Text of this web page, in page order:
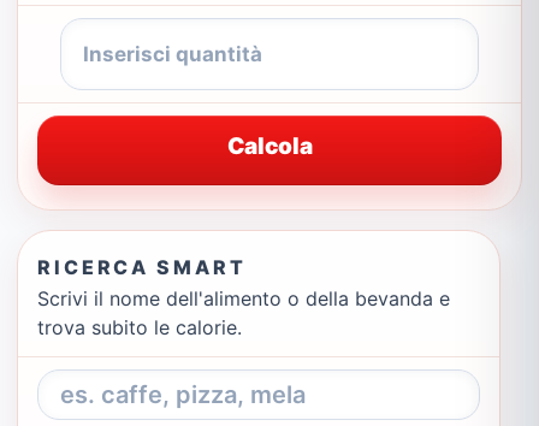
Calcola
RICERCA SMART
Scrivi il nome dell'alimento o della bevanda e
trova subito le calorie.